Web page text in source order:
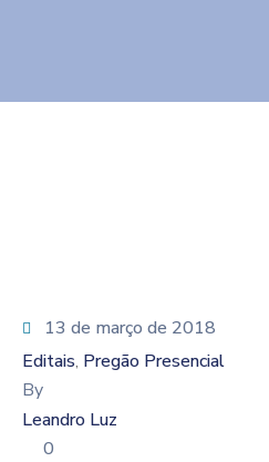
13 de março de 2018
Editais‚ Pregão Presencial
By
Leandro Luz
0